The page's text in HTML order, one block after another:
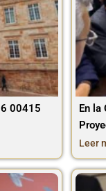
00415
En la
Leer